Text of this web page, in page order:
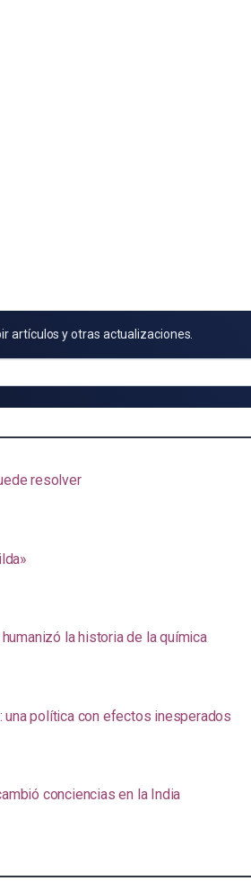
artículos y otras actualizaciones.
resolver
la historia de la química
una política con efectos inesperados
conciencias en la India